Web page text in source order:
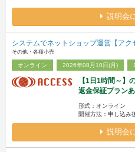
説明会
システムでネットショップ運営【アク
その他・各種小売
オンライン 2026年08月10日(月)
【1日1時間～】
返金保証プランあ
形式：オンライン
開催方法：申し込み
説明会